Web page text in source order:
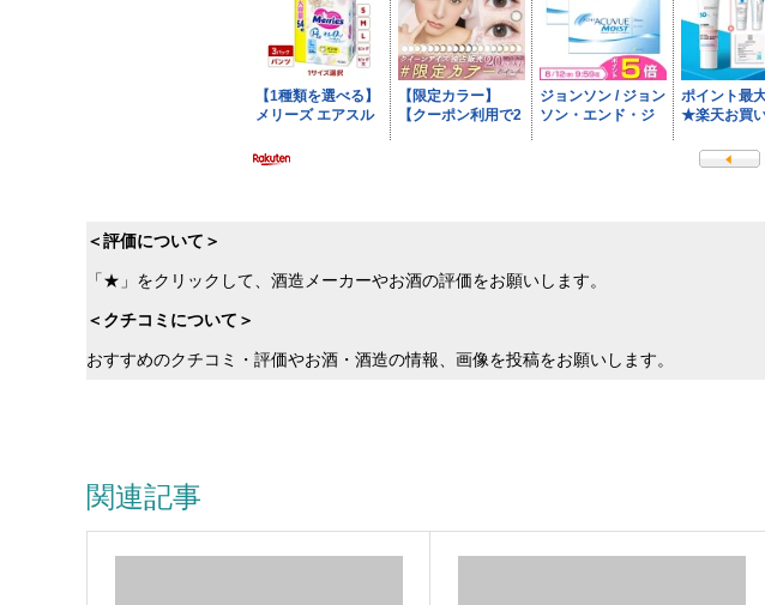
＜評価について＞
「★」をクリックして、酒造メーカーやお酒の評価をお願いします。
＜クチコミについて＞
おすすめのクチコミ・評価やお酒・酒造の情報、画像を投稿をお願いします。
関連記事